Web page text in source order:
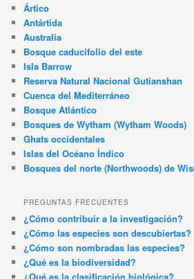
Ártico
Antártida
Australia
Bosque caducifolio del este
Isla Barrow
Reserva Natural Nacional Gutianshan
Cuenca del Mediterráneo
Bosque Atlántico
Bosques de Wytham (Wytham Woods)
Ghats occidentales
Islas del Océano Índico
Bosques del norte (Northwoods) de
PREGUNTAS FRECUENTES
¿Cómo contribuir a la investigación?
¿Cómo las especies son descubiertas?
¿Cómo son nombradas las especies?
¿Qué es la biodiversidad?